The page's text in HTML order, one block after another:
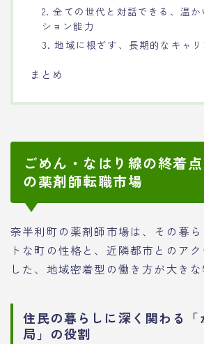
2. 全ての世代と対話できる、温か
ション能力
3. 地域に根ざす、長期的なキャ
まとめ
ごめん・なはり線の終着
の薬剤師転職市場
奈半利町の薬剤師市場は、その暮
トな町の性格と、近隣都市とのア
した、地域密着型の働き方が大きな
住民の暮らしに深く関わる「
局」の役割